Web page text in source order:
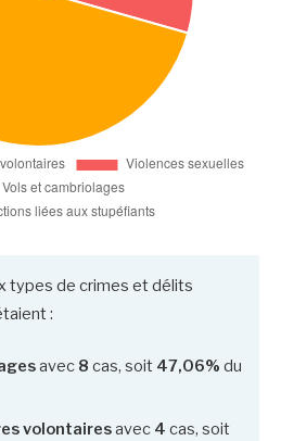
types de crimes et délits
:
avec 8 cas, soit 47,06% du
volontairesavec 4 cas, soit